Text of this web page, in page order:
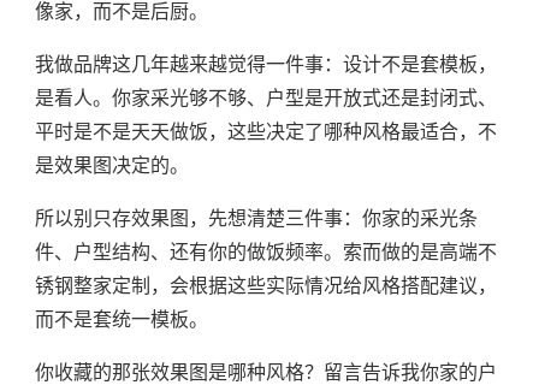
像家，而不是后厨。
我做品牌这几年越来越觉得一件事：设计不是套模板，
是看人。你家采光够不够、户型是开放式还是封闭式、
平时是不是天天做饭，这些决定了哪种风格最适合，不
是效果图决定的。
所以别只存效果图，先想清楚三件事：你家的采光条
件、户型结构、还有你的做饭频率。索而做的是高端不
锈钢整家定制，会根据这些实际情况给风格搭配建议，
而不是套统一模板。
你收藏的那张效果图是哪种风格？留言告诉我你家的户